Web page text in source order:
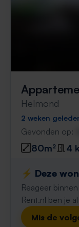
Helmond
2 weken
Gevonden op:
80m² 4
⚡️ Deze
Reageer
Rent.nl ben je
Mis de